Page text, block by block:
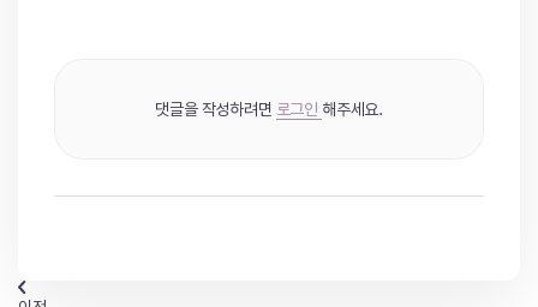
댓글을 작성하려면 로그인 해주세요.